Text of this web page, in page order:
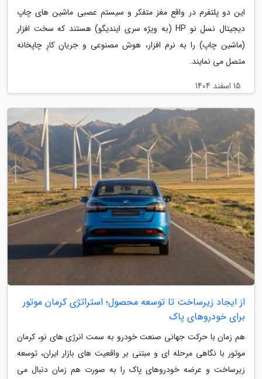
این دو پلتفرم در واقع مغز متفکر و سیستم عصبی ماشین های چاپ
دیجیتال نسل نو HP (به ویژه سری ایندیگو) هستند که سخت افزار
(ماشین چاپ) را به نرم افزار، هوش مصنوعی و جریانِ کارِ چاپخانه
متصل می نمایند.
15 اسفند 1404
از ایجاد زیرساخت تا توسعه محصول؛ استراتژی کرمان موتور
برای خودروهای پاک
هم زمان با حرکت جهانی صنعت خودرو به سمت انرژی های نو، کرمان
موتور با نگاهی مرحله ای و مبتنی بر واقعیت های بازار ایران، توسعه
زیرساخت و عرضه خودروهای پاک را به صورت هم زمان دنبال می